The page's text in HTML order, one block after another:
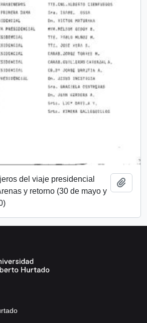
del viaje presidencial
y retorno (30 de mayo y